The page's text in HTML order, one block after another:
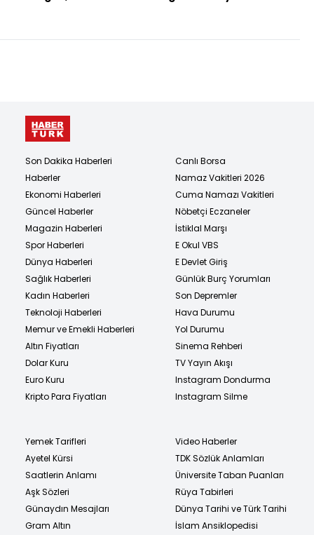
Son Dakika Haberleri
Haberler
Ekonomi Haberleri
Güncel Haberler
Magazin Haberleri
Spor Haberleri
Dünya Haberleri
Sağlık Haberleri
Kadın Haberleri
Teknoloji Haberleri
Memur ve Emekli Haberleri
Altın Fiyatları
Dolar Kuru
Euro Kuru
Kripto Para Fiyatları
Canlı Borsa
Namaz Vakitleri 2026
Cuma Namazı Vakitleri
Nöbetçi Eczaneler
İstiklal Marşı
E Okul VBS
E Devlet Giriş
Günlük Burç Yorumları
Son Depremler
Hava Durumu
Yol Durumu
Sinema Rehberi
TV Yayın Akışı
Instagram Dondurma
Instagram Silme
Yemek Tarifleri
Ayetel Kürsi
Saatlerin Anlamı
Aşk Sözleri
Günaydın Mesajları
Gram Altın
Video Haberler
TDK Sözlük Anlamları
Üniversite Taban Puanları
Rüya Tabirleri
Dünya Tarihi ve Türk Tarihi
İslam Ansiklopedisi